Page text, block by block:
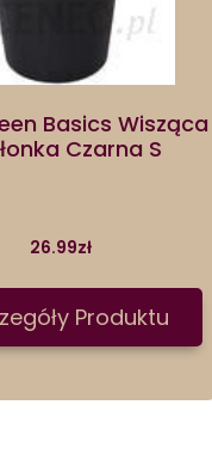
Basics Wisząca
Czarna S
26.99zł
Produktu